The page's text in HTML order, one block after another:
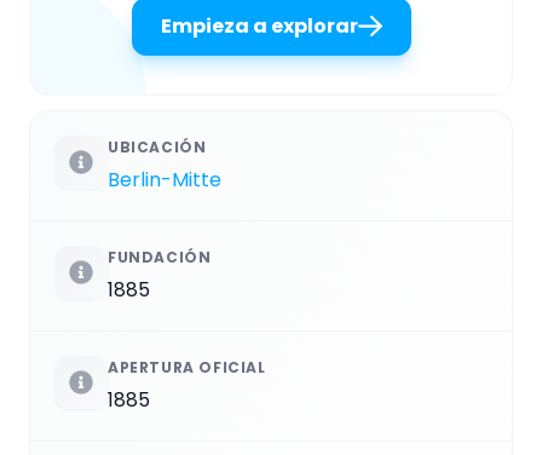
Empieza a explorar
UBICACIÓN
Berlin-Mitte
FUNDACIÓN
1885
APERTURA OFICIAL
1885